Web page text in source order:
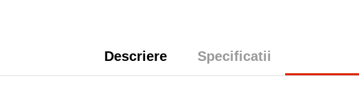
Descriere Specificatii